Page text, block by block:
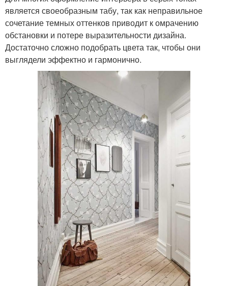
является своеобразным табу, так как неправильное
сочетание темных оттенков приводит к омрачению
обстановки и потере выразительности дизайна.
Достаточно сложно подобрать цвета так, чтобы они
выглядели эффектно и гармонично.